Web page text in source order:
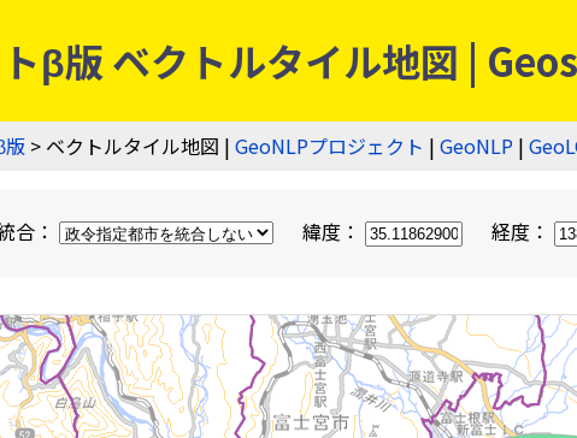
β版 ベクトルタイル地図 |
版 > ベクトルタイル地図 | GeoNLPプロジェクト | GeoNLP |
合： 緯度： 経度：